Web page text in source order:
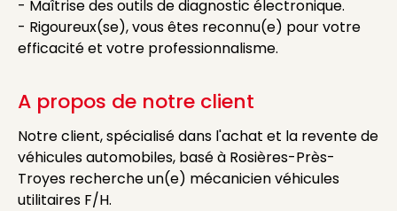
- Maîtrise des outils de diagnostic électronique.
- Rigoureux(se), vous êtes reconnu(e) pour votre
efficacité et votre professionnalisme.
A propos de notre client
Notre client, spécialisé dans l'achat et la revente de
véhicules automobiles, basé à Rosières-Près-
Troyes recherche un(e) mécanicien véhicules
utilitaires F/H.